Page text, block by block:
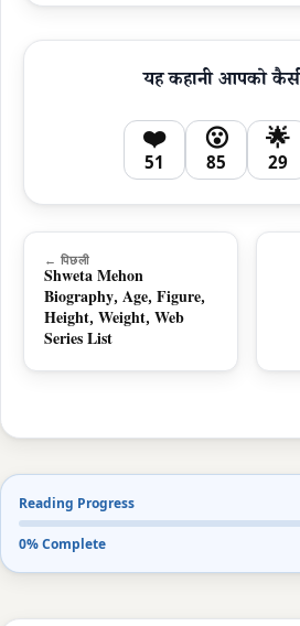
यह कहानी आपको
❤️
51
😮
85
🌟
29
← पिछली
Shweta Mehon
Biography, Age, Figure,
Height, Weight, Web
Series List
Reading Progress
0% Complete